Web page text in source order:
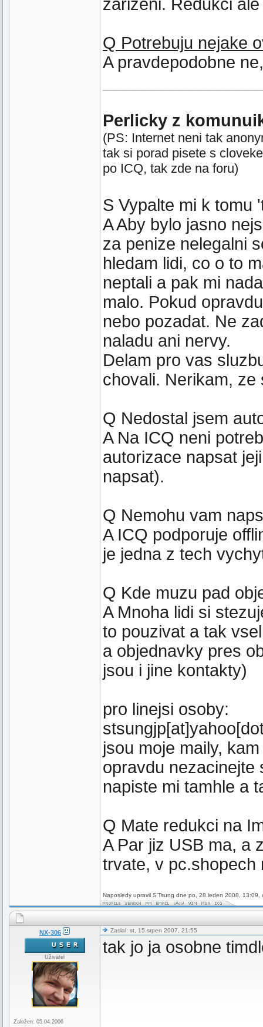
zarizeni. Redukci
Q Potrebuju nejake
A pravdepodobne
Perlicky z
(PS: Internet neni tak
tak si porad pisete s
po ICQ, tak zde na foru)
S Vypalte mi k tomu
A Aby bylo jasno
za penize nelegalni
hledam lidi, co o to
neptali a pak mi
malo. Pokud
nebo pozadat. Ne
naladu ani nervy.
Delam pro vas
chovali. Nerikam, ze
Q Nedostal jsem
A Na ICQ neni
autorizace napsat
napsat).
Q Nemohu vam
A ICQ podporuje
je jedna z tech
Q Kde muzu pad
A Mnoha lidi si
to pouzivat a tak
a objednavky pres
jsou i jine kontakty)
pro linejsi osoby:
jsou moje maily,
opravdu nezacinejte
napiste mi tamhle a
Q Mate redukci na
A Par jiz USB ma, a
trvate, v pc.shopech
Naposledy upravil S'Tsung dne po, 28.leden 2008, 13:09,
NX-306
Uživatel
Založen: 05.04.2006
Zaslal: st, 15.srpen 2007, 21:55
tak jo ja osobne